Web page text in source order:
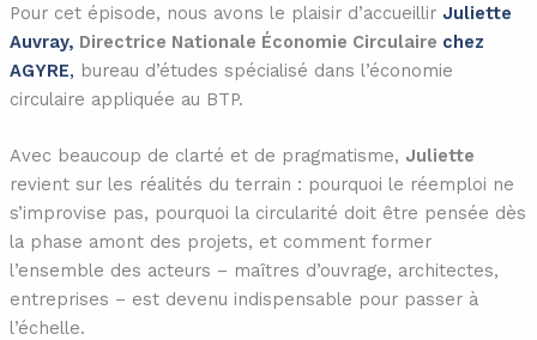
Pour cet épisode, nous avons le plaisir d’accueillir Juliette
Auvray, Directrice Nationale Économie Circulaire chez
AGYRE, bureau d’études spécialisé dans l’économie
circulaire appliquée au BTP.
Avec beaucoup de clarté et de pragmatisme, Juliette
revient sur les réalités du terrain : pourquoi le réemploi ne
s’improvise pas, pourquoi la circularité doit être pensée dès
la phase amont des projets, et comment former
l’ensemble des acteurs – maîtres d’ouvrage, architectes,
entreprises – est devenu indispensable pour passer à
l’échelle.